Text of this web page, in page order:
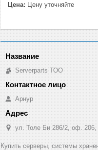
Цена: Цену уточняйте
Serverparts ТОО
Арнур
ул. Толе Би 286/2, оф.
Купить серверы, системы